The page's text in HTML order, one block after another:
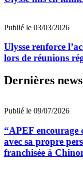
Publié le 03/03/2026
Ulysse renforce
lors de réunions
Dernières
Publié le 09/07/2026
“APEF encourage
avec sa propre
franchisée à